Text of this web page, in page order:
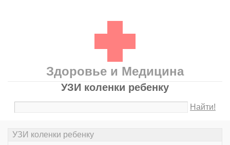
Здоровье и Медицина
УЗИ коленки ребенку
Найти!
УЗИ коленки ребенку